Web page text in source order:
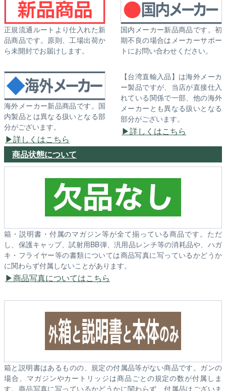
正規流通ルートより仕入れた新
品商品です。原則、工場出荷か
ら未開封でお届けします。
国内メーカー新品商品です。初
期不良の場合はメーカーサポー
トにお問い合わせください。
海外メーカー新品商品です。国
内製品とは異なる扱いとなる部
分がございます。
詳しくはこちら
【台湾直輸入品】は海外メーカ
ー製品ですが、当店が直接仕入
れている関係で一部、他の海外
メーカーとも異なる扱いとなる
部分がございます。
詳しくはこちら
商品状態について
箱・説明書・付属のマガジン等が全て揃っている商品です。ただ
し、保護キャップ、試射用BB弾、汎用品レンチ等の消耗品や、ハガ
キ・フライヤー等の書類については商品写真に写っているかどうか
に関わらず付属しないことがあります。
商品写真についてはこちら
箱と説明書はあるものの、規定の付属品等がない商品です。ガンの
場合、マガジンやカートリッジは商品ごとの規定の数が付属しま
す。商品写真に写っているかどうかに関わらず、付属品はございま